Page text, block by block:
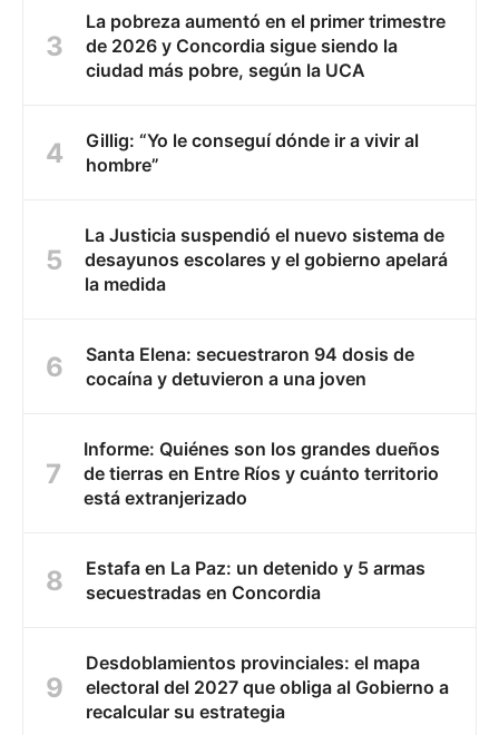
La pobreza aumentó en el primer trimestre
de 2026 y Concordia sigue siendo la
ciudad más pobre, según la UCA
Gillig: “Yo le conseguí dónde ir a vivir al
hombre”
La Justicia suspendió el nuevo sistema de
desayunos escolares y el gobierno apelará
la medida
Santa Elena: secuestraron 94 dosis de
cocaína y detuvieron a una joven
Informe: Quiénes son los grandes dueños
de tierras en Entre Ríos y cuánto territorio
está extranjerizado
Estafa en La Paz: un detenido y 5 armas
secuestradas en Concordia
Desdoblamientos provinciales: el mapa
electoral del 2027 que obliga al Gobierno a
recalcular su estrategia